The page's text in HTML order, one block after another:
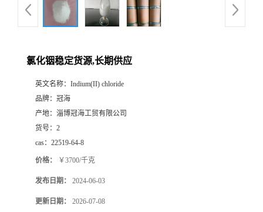
氯化铟稳定货源,长期供应
英文名称： Indium(II) chloride
品牌： 冠海
产地： 淄博冠海工贸有限公司
货号： 2
cas： 22519-64-8
价格： ￥3700/千克
发布日期： 2024-06-03
更新日期： 2026-07-08